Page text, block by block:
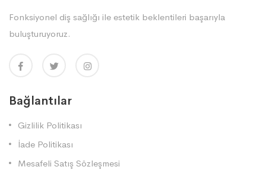
Fonksiyonel diş sağlığı ile estetik beklentileri başarıyla
buluşturuyoruz.
Bağlantılar
Gizlilik Politikası
İade Politikası
Mesafeli Satış Sözleşmesi